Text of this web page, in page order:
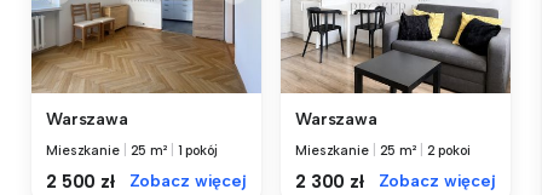
Warszawa
Mieszkanie 25 m² 1 pokój
2 500 zł Zobacz więcej
Warszawa
Mieszkanie 25 m² 2 pokoi
2 300 zł Zobacz więcej